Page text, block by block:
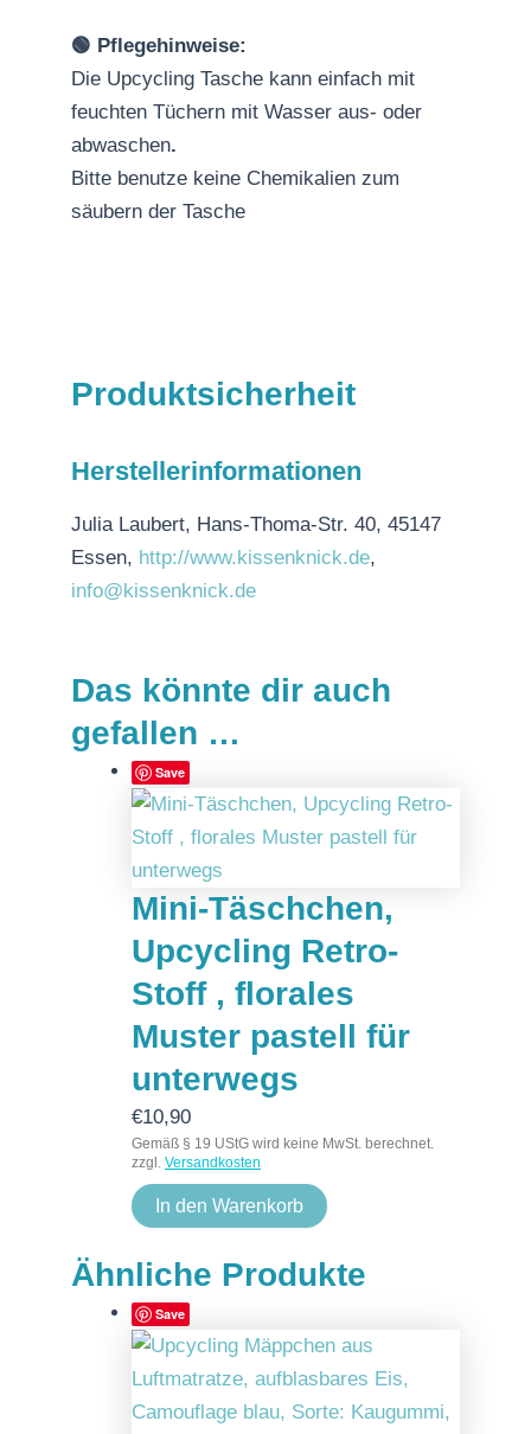
🟢 Pflegehinweise:
Die Upcycling Tasche kann einfach mit
feuchten Tüchern mit Wasser aus- oder
abwaschen.
Bitte benutze keine Chemikalien zum
säubern der Tasche
Produktsicherheit
Herstellerinformationen
Julia Laubert, Hans-Thoma-Str. 40, 45147
Essen, http://www.kissenknick.de,
info@kissenknick.de
Das könnte dir auch
gefallen …
Save
Mini-Täschchen,
Upcycling Retro-
Stoff , florales
Muster pastell für
unterwegs
€10,90
Gemäß § 19 UStG wird keine MwSt. berechnet.
zzgl. Versandkosten
In den Warenkorb
Ähnliche Produkte
Save